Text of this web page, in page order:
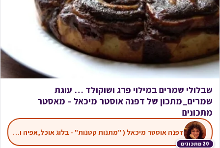
שבלולי שמרים במילוי פרג ושוקולד … עוגת
שמרים_מתכון של דפנה אוסטר מיכאל – מאסטר
מתכונים
20 מתכונים
דפנה אוסטר מיכאל ( "מתנות קטנות" - בלוג אוכל,אפיה ועוד)